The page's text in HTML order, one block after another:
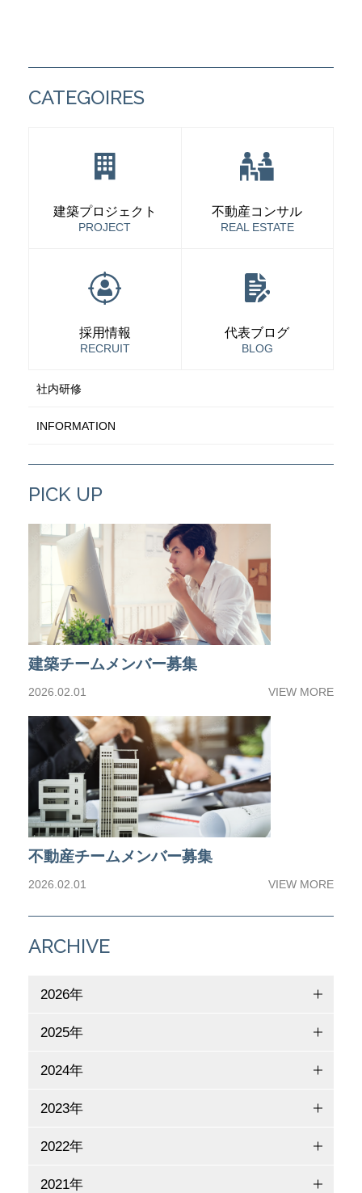
CATEGOIRES
建築プロジェクト
PROJECT
不動産コンサル
REAL ESTATE
採用情報
RECRUIT
代表ブログ
BLOG
社内研修
INFORMATION
PICK UP
建築チームメンバー募集
2026.02.01 VIEW MORE
不動産チームメンバー募集
2026.02.01 VIEW MORE
ARCHIVE
2026年
2025年
2024年
2023年
2022年
2021年